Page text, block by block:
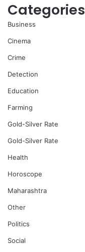
Categories
Business
Cinema
Crime
Detection
Education
Farming
Gold-Silver Rate
Gold-Silver Rate
Health
Horoscope
Maharashtra
Other
Politics
Social